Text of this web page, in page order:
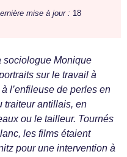
mise à jour : 18
sociologue Monique
sur le travail à
l’enfileuse de perles en
traiteur antillais, en
ou le tailleur. Tournés
les films étaient
pour une intervention à